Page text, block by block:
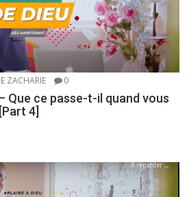
ZACHARIE 0
Que ce passe-t-il quand vous
4]